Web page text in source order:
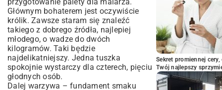
Głównym bohaterem jest oczywiście
królik. Zawsze staram się znaleźć
takiego z dobrego źródła, najlepiej
młodego, o wadze do dwóch
kilogramów. Taki będzie
najdelikatniejszy. Jedna tuszka
spokojnie wystarczy dla czterech, pięciu
głodnych osób.
Dalej warzywa – fundament smaku
Sekret promiennej
Twój najlepszy